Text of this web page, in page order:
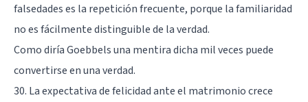
falsedades es la repetición frecuente, porque la familiaridad
no es fácilmente distinguible de la verdad.
Como diría Goebbels una mentira dicha mil veces puede
convertirse en una verdad.
30. La expectativa de felicidad ante el matrimonio crece